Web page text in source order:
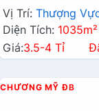
Vị Trí: Thượng
Diện Tích: 1035m²
Giá:3.5-4 Tỉ
CHƯƠNG MỸ ĐB